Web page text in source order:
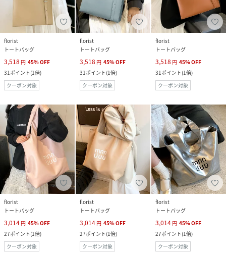
florist
トートバッグ
3,518 円 45%OFF
31ポイント(1倍)
クーポン対象
florist
トートバッグ
3,518 円 45%OFF
31ポイント(1倍)
クーポン対象
florist
トートバッグ
3,518 円 45%OFF
31ポイント(1倍)
クーポン対象
florist
トートバッグ
3,014 円 45%OFF
27ポイント(1倍)
クーポン対象
florist
トートバッグ
3,014 円 45%OFF
27ポイント(1倍)
クーポン対象
florist
トートバッグ
3,014 円 45%OFF
27ポイント(1倍)
クーポン対象